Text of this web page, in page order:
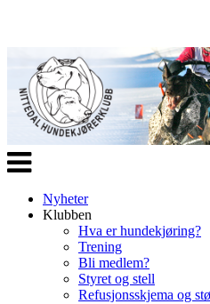
Veksle
navigasjon
Nyheter
Klubben
Hva er hundekjøring?
Trening
Bli medlem?
Styret og stell
Refusjonsskjema og